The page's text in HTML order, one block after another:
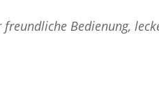
freundliche Bedienung,